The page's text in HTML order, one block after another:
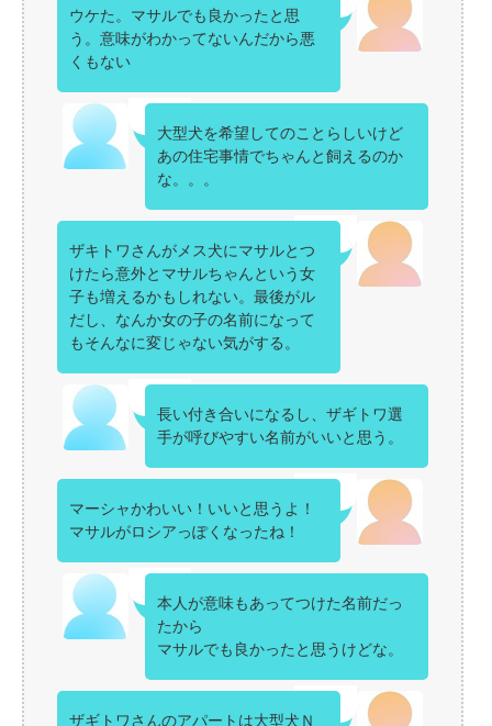
ウケた。マサルでも良かったと思
う。意味がわかってないんだから悪
くもない
大型犬を希望してのことらしいけど
あの住宅事情でちゃんと飼えるのか
な。。。
ザキトワさんがメス犬にマサルとつ
けたら意外とマサルちゃんという女
子も増えるかもしれない。最後がル
だし、なんか女の子の名前になって
もそんなに変じゃない気がする。
長い付き合いになるし、ザギトワ選
手が呼びやすい名前がいいと思う。
マーシャかわいい！いいと思うよ！
マサルがロシアっぽくなったね！
本人が意味もあってつけた名前だっ
たから
マサルでも良かったと思うけどな。
ザギトワさんのアパートは大型犬Ｎ